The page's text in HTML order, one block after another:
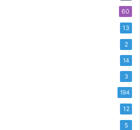
60
13
2
14
3
194
12
5